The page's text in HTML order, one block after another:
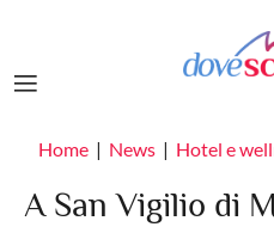
Home News Hotel e
A San Vigilio di